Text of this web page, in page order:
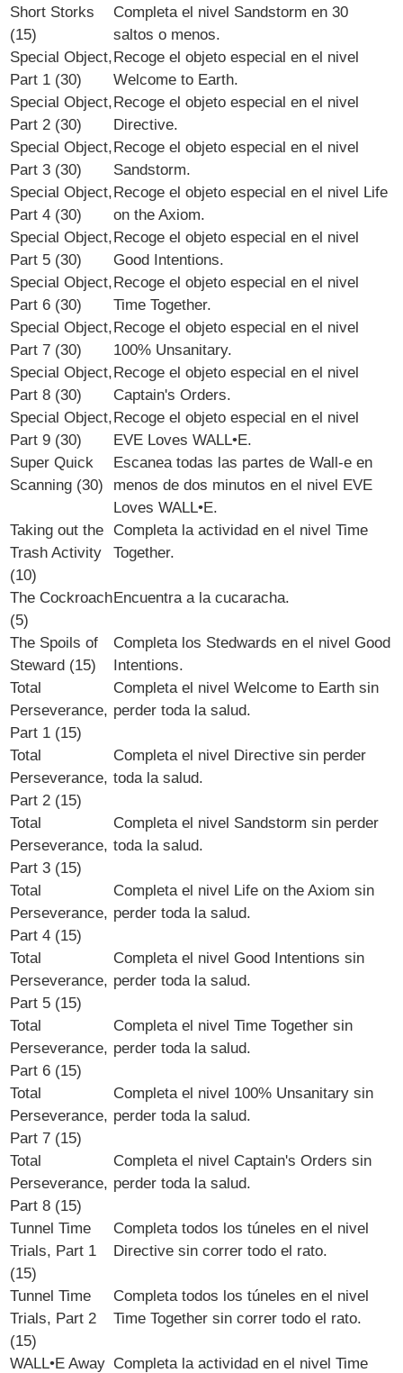
Short Storks
(15)
Completa el nivel Sandstorm en 30
saltos o menos.
Special Object,
Part 1 (30)
Recoge el objeto especial en el nivel
Welcome to Earth.
Special Object,
Part 2 (30)
Recoge el objeto especial en el nivel
Directive.
Special Object,
Part 3 (30)
Recoge el objeto especial en el nivel
Sandstorm.
Special Object,
Part 4 (30)
Recoge el objeto especial en el nivel Life
on the Axiom.
Special Object,
Part 5 (30)
Recoge el objeto especial en el nivel
Good Intentions.
Special Object,
Part 6 (30)
Recoge el objeto especial en el nivel
Time Together.
Special Object,
Part 7 (30)
Recoge el objeto especial en el nivel
100% Unsanitary.
Special Object,
Part 8 (30)
Recoge el objeto especial en el nivel
Captain's Orders.
Special Object,
Part 9 (30)
Recoge el objeto especial en el nivel
EVE Loves WALL•E.
Super Quick
Scanning (30)
Escanea todas las partes de Wall-e en
menos de dos minutos en el nivel EVE
Loves WALL•E.
Taking out the
Trash Activity
(10)
Completa la actividad en el nivel Time
Together.
The Cockroach
(5)
Encuentra a la cucaracha.
The Spoils of
Steward (15)
Completa los Stedwards en el nivel Good
Intentions.
Total
Perseverance,
Part 1 (15)
Completa el nivel Welcome to Earth sin
perder toda la salud.
Total
Perseverance,
Part 2 (15)
Completa el nivel Directive sin perder
toda la salud.
Total
Perseverance,
Part 3 (15)
Completa el nivel Sandstorm sin perder
toda la salud.
Total
Perseverance,
Part 4 (15)
Completa el nivel Life on the Axiom sin
perder toda la salud.
Total
Perseverance,
Part 5 (15)
Completa el nivel Good Intentions sin
perder toda la salud.
Total
Perseverance,
Part 6 (15)
Completa el nivelTime Together sin
perder toda la salud.
Total
Perseverance,
Part 7 (15)
Completa el nivel 100% Unsanitary sin
perder toda la salud.
Total
Perseverance,
Part 8 (15)
Completa el nivel Captain's Orders sin
perder toda la salud.
Tunnel Time
Trials, Part 1
(15)
Completa todos los túneles en el nivel
Directive sin correr todo el rato.
Tunnel Time
Trials, Part 2
(15)
Completa todos los túneles en el nivel
Time Together sin correr todo el rato.
WALL•E Away Completa la actividad en el nivel Time